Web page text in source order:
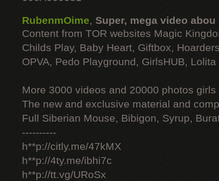
RubenmOime, Super, mega video abou
Content from TOR websites Magic
Childs Play, Baby Heart, Giftbox,
OPVA, Pedo Playground, GirlsHUB, Lolita
More 3000 videos and 20000 photos
The new and exclusive material and
Full Siberian Mouse, Bibigon, Syrup,
----------
h**p://citly.me/47kMX
h**p://4ty.me/ibhi7c
h**p://tt.vg/URoSx